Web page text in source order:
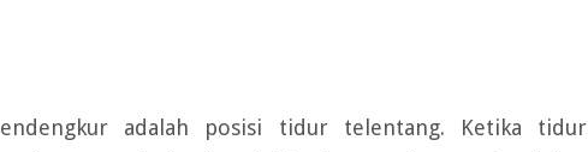
adalah posisi tidur telentang. Ketika tidur